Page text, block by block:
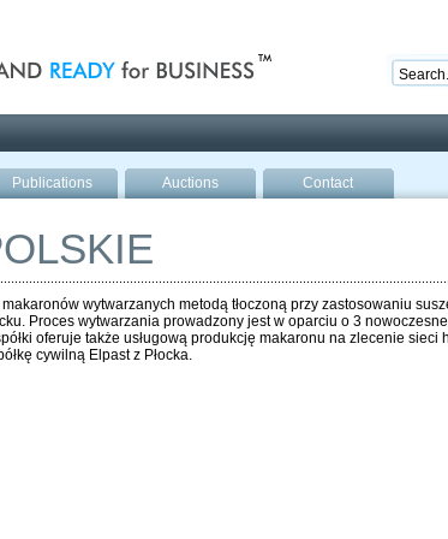
Publications Auctions Contact
wytwarzanych metodą tłoczoną przy zastosowaniu
Proces wytwarzania prowadzony jest w oparciu o 3
oferuje także usługową produkcję makaronu na zlecenie sieci
cywilną Elpast z Płocka.